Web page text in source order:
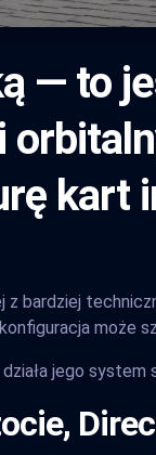
— to
kart
z bardziej
może
jego system